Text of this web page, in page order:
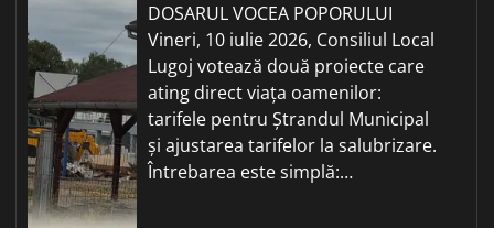
DOSARUL VOCEA POPORULUI
Vineri, 10 iulie 2026, Consiliul Local
Lugoj votează două proiecte care
ating direct viața oamenilor:
tarifele pentru Ștrandul Municipal
și ajustarea tarifelor la salubrizare.
Întrebarea este simplă:…